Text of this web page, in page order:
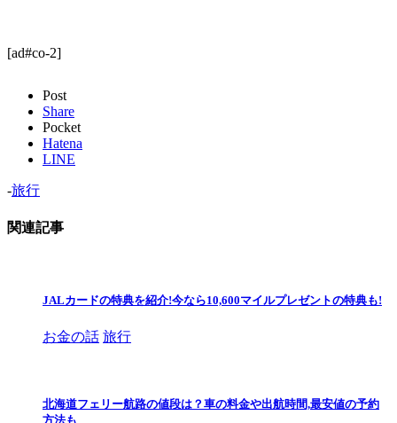
[ad#co-2]
Post
Share
Pocket
Hatena
LINE
-旅行
関連記事
JALカードの特典を紹介!今なら10,600マイルプレゼントの特典も!
お金の話 旅行
北海道フェリー航路の値段は？車の料金や出航時間,最安値の予約
方法も